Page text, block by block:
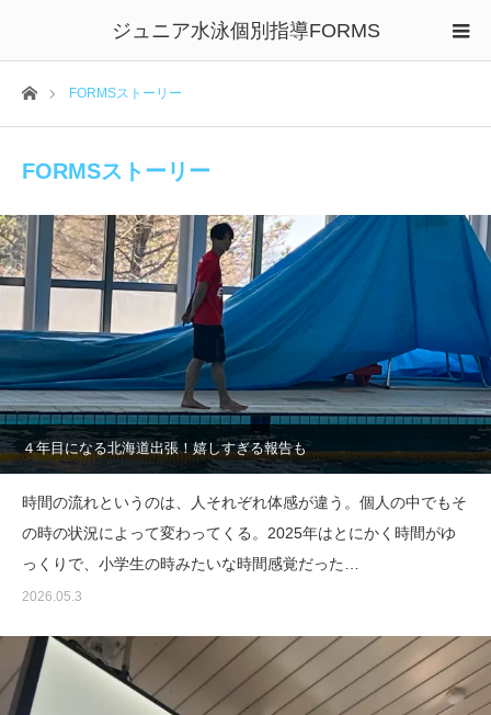
ジュニア水泳個別指導FORMS
ホームFORMSストーリー
FORMSストーリー
４年目になる北海道出張！嬉しすぎる報告も
時間の流れというのは、人それぞれ体感が違う。個人の中でもそ
の時の状況によって変わってくる。2025年はとにかく時間がゆ
っくりで、小学生の時みたいな時間感覚だった…
2026.05.3